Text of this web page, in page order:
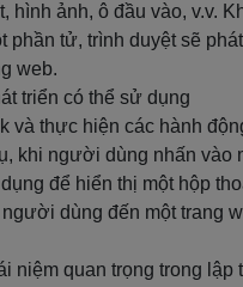
hình ảnh, ô đầu vào, v.v.
phần tử, trình duyệt sẽ
web.
triển có thể sử dụng
và thực hiện các hành
khi người dùng nhấn vào
để hiển thị một hộp
dùng đến một trang
niệm quan trọng trong lập